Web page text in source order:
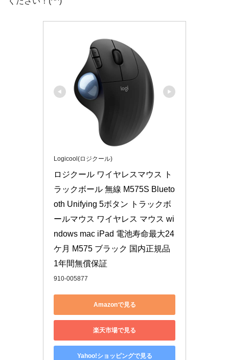
Logicool(ロジクール)
ロジクール ワイヤレスマウス ト
ラックボール 無線 M575S Blueto
oth Unifying 5ボタン トラックボ
ールマウス ワイヤレス マウス wi
ndows mac iPad 電池寿命最大24
ケ月 M575 ブラック 国内正規品
1年間無償保証
910-005877
Amazonで見る
楽天市場で見る
Yahoo!ショッピングで見る